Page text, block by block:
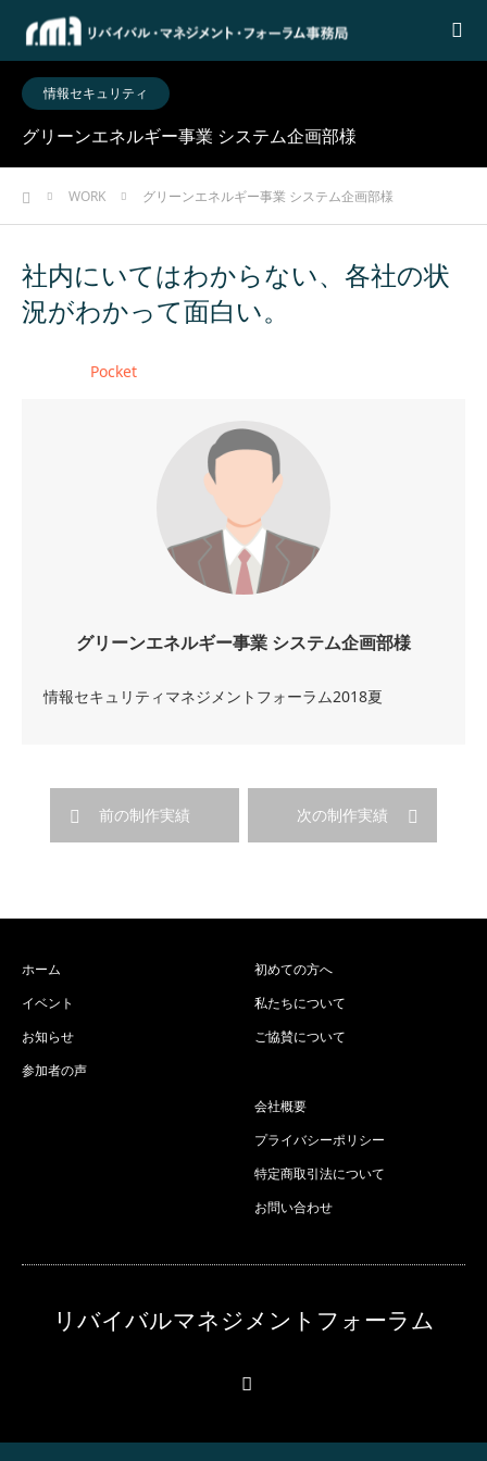
情報セキュリティ
グリーンエネルギー事業 システム企画部様
ホームWORK グリーンエネルギー事業 システム企画部様
社内にいてはわからない、各社の状
況がわかって面白い。
Pocket
グリーンエネルギー事業 システム企画部様
情報セキュリティマネジメントフォーラム2018夏
前の制作実績 次の制作実績
ホーム
イベント
お知らせ
参加者の声
初めての方へ
私たちについて
ご協賛について
会社概要
プライバシーポリシー
特定商取引法について
お問い合わせ
リバイバルマネジメントフォーラム